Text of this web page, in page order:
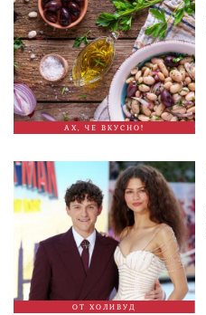
АХ, ЧЕ ВКУСНО!
ОТ ХОЛИВУД